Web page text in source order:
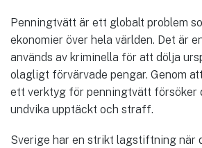
Penningtvätt är ett globalt problem
ekonomier över hela världen. Det är
används av kriminella för att dölja
olagligt förvärvade pengar. Genom
ett verktyg för penningtvätt försöker
undvika upptäckt och straff.
Sverige har en strikt lagstiftning när